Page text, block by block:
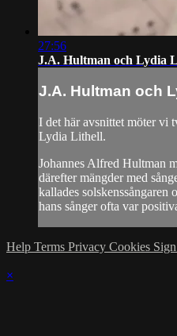
27:56
J.A. Hultman och Lydia
J.A. Hultman och
I det här avsnittet möter vi
Lydia Lithell.
Johannes Alfred Hultman
därefter mängder med
kallades solskenssångaren
hans sånger ofta var
Help Terms Privacy Cookies
×